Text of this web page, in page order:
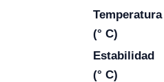
Temperatura
(° C)
Estabilidad
(° C)